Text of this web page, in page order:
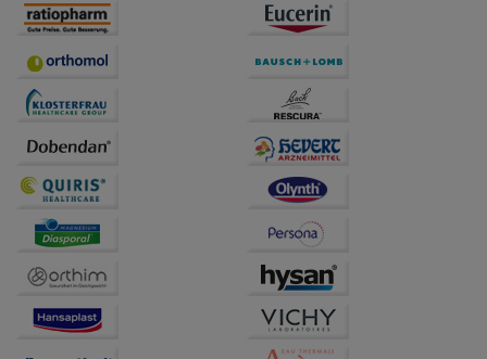
Website weiter für Sie optimieren können, den Inhalt
auf unserer Website aber auch die Werbung auf
Drittseiten möglichst relevant für Sie zu gestalten.
Bitte beachten Sie, dass Daten hierfür teilweise an
Dritte wie z.B. Google oder soziale Medien
übertragen werden.